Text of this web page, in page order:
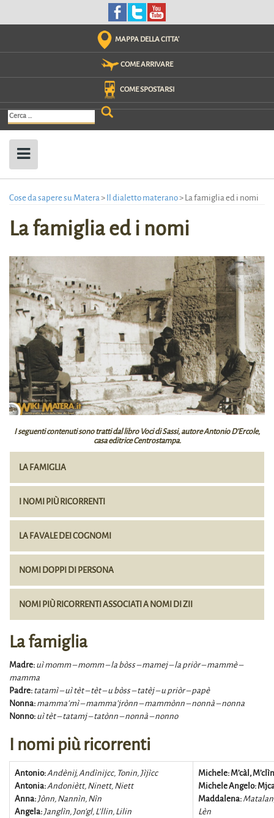
MAPPA DELLA CITTA'
COME ARRIVARE
COME SPOSTARSI
Ricerca
per:
Cose da sapere su Matera> Il dialetto materano> La famiglia ed i nomi
La famiglia ed i nomi
I seguenti contenuti sono tratti dal libro Voci di Sassi, autoreAntonio D’Ercole,
casa editriceCentrostampa.
LA FAMIGLIA
I NOMI PIÙ RICORRENTI
LA FAVALE DEI COGNOMI
NOMI DOPPI DI PERSONA
NOMI PIÙ RICORRENTI ASSOCIATI A NOMI DI ZII
La famiglia
Madre: uì momm – momm – la bòss – mamej – la priòr – mammè –
mamma
Padre: tatamì – uì tèt – tèt – u bòss – tatèj – u priòr – papè
Nonna: mamma’mì – mamma’jrònn – mammònn – nonnà – nonna
Nonno: uì tèt – tatamj – tatònn – nonnà – nonno
I nomi più ricorrenti
Antonio: Andènij, Andìnijcc, Tonin, Jìjìcc
Antonia: Andoniètt, Ninett, Niett
Anna: Jònn, Nannìn, Nìn
Angela: Janglìn, Jon’gl, L’llin, Lilin
Michele: M’càl,
Michele Angelo:
Maddalena:
Lèn